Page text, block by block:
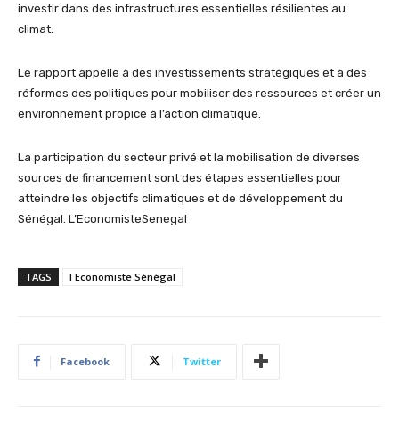
investir dans des infrastructures essentielles résilientes au
climat.
Le rapport appelle à des investissements stratégiques et à des
réformes des politiques pour mobiliser des ressources et créer un
environnement propice à l’action climatique.
La participation du secteur privé et la mobilisation de diverses
sources de financement sont des étapes essentielles pour
atteindre les objectifs climatiques et de développement du
Sénégal. L’EconomisteSenegal
TAGS l Economiste Sénégal
Facebook Twitter